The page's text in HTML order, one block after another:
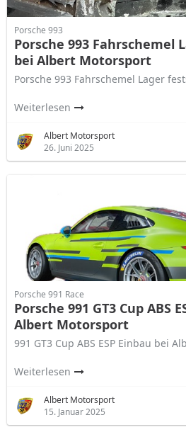
Porsche 993
Porsche 993 Fahrschemel
bei Albert Motorsport
Porsche 993 Fahrschemel Lager
Weiterlesen
Albert Motorsport
26. Juni 2025
Porsche 991 Race
Porsche 991 GT3 Cup ABS
Albert Motorsport
991 GT3 Cup ABS ESP Einbau bei
Weiterlesen
Albert Motorsport
15. Januar 2025